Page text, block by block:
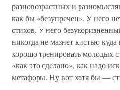
разновозрастных и
как бы «безупречен». У него
стихов. У него
никогда не мазнет кистью куда
хорошо тренировать молодых
«как это сделано», как надо
метафоры. Ну вот хотя бы —